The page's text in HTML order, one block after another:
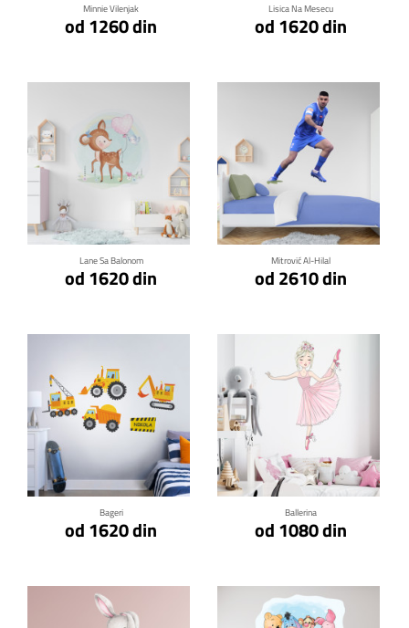
Minnie Vilenjak
od 1260 din
Lisica Na Mesecu
od 1620 din
Lane Sa Balonom
od 1620 din
Klikni za detalje
Mitrović Al-Hilal
od 2610 din
Klikni za detalje
Bageri
od 1620 din
Klikni za detalje
Ballerina
od 1080 din
Klikni za detalje